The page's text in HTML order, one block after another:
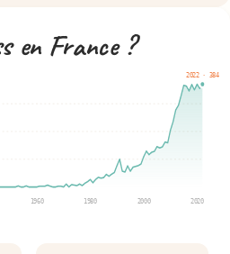
en France ?
1960 1980 2000 2020
2022 · 384